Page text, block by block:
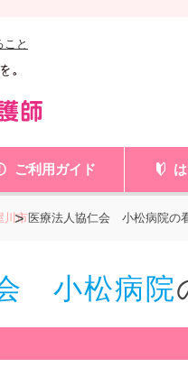
こと
ご利用ガイド
川市医療法人協仁会 小松病院の
小松病院